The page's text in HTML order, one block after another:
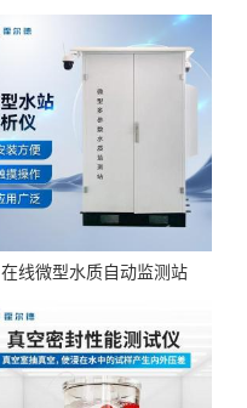
在线微型水质自动监测站